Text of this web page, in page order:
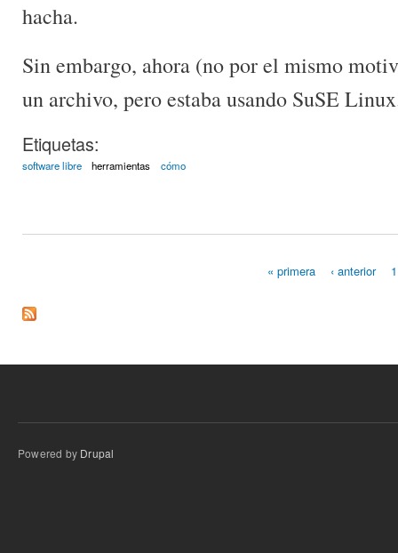
hacha.
Sin embargo, ahora (no por el mismo
un archivo, pero estaba usando SuSE
Etiquetas:
software libre herramientas cómo
« primera ‹ anterior 1
Powered by Drupal